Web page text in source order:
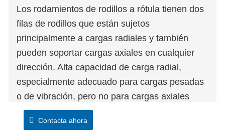
Los rodamientos de rodillos a rótula tienen dos
filas de rodillos que están sujetos
principalmente a cargas radiales y también
pueden soportar cargas axiales en cualquier
dirección. Alta capacidad de carga radial,
especialmente adecuado para cargas pesadas
o de vibración, pero no para cargas axiales
puras. La pista de rodadura del anillo exterior
de este tipo de rodamiento es esférica, por lo
Contacta ahora